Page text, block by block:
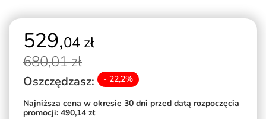
529,04 zł
680,01 zł
Oszczędzasz: - 22,2%
Najniższa cena w okresie 30 dni przed datą rozpoczęcia
promocji: 490,14 zł